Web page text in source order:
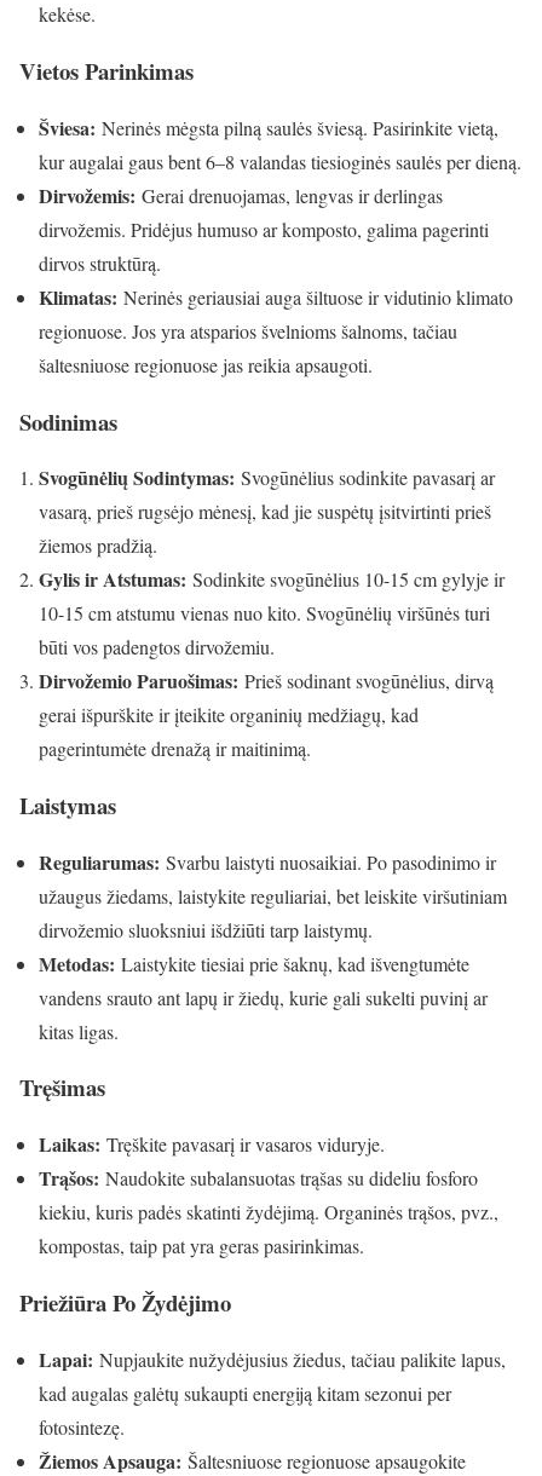
kekėse.
Vietos Parinkimas
Šviesa: Nerinės mėgsta pilną saulės šviesą. Pasirinkite vietą,
kur augalai gaus bent 6–8 valandas tiesioginės saulės per dieną.
Dirvožemis: Gerai drenuojamas, lengvas ir derlingas
dirvožemis. Pridėjus humuso ar komposto, galima pagerinti
dirvos struktūrą.
Klimatas: Nerinės geriausiai auga šiltuose ir vidutinio klimato
regionuose. Jos yra atsparios švelnioms šalnoms, tačiau
šaltesniuose regionuose jas reikia apsaugoti.
Sodinimas
Svogūnėlių Sodintymas: Svogūnėlius sodinkite pavasarį ar
vasarą, prieš rugsėjo mėnesį, kad jie suspėtų įsitvirtinti prieš
žiemos pradžią.
Gylis ir Atstumas: Sodinkite svogūnėlius 10-15 cm gylyje ir
10-15 cm atstumu vienas nuo kito. Svogūnėlių viršūnės turi
būti vos padengtos dirvožemiu.
Dirvožemio Paruošimas: Prieš sodinant svogūnėlius, dirvą
gerai išpurškite ir įteikite organinių medžiagų, kad
pagerintumėte drenažą ir maitinimą.
Laistymas
Reguliarumas: Svarbu laistyti nuosaikiai. Po pasodinimo ir
užaugus žiedams, laistykite reguliariai, bet leiskite viršutiniam
dirvožemio sluoksniui išdžiūti tarp laistymų.
Metodas: Laistykite tiesiai prie šaknų, kad išvengtumėte
vandens srauto ant lapų ir žiedų, kurie gali sukelti puvinį ar
kitas ligas.
Tręšimas
Laikas: Tręškite pavasarį ir vasaros viduryje.
Trąšos: Naudokite subalansuotas trąšas su dideliu fosforo
kiekiu, kuris padės skatinti žydėjimą. Organinės trąšos, pvz.,
kompostas, taip pat yra geras pasirinkimas.
Priežiūra Po Žydėjimo
Lapai: Nupjaukite nužydėjusius žiedus, tačiau palikite lapus,
kad augalas galėtų sukaupti energiją kitam sezonui per
fotosintezę.
Žiemos Apsauga: Šaltesniuose regionuose apsaugokite